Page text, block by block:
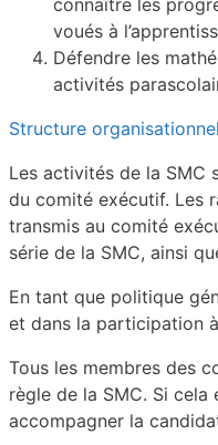
voués à
Défendre les
activités
Structure
Les activités de la SMC
du comité exécutif. Les
transmis au comité
série de la SMC, ainsi
En tant que politique
et dans la participation
Tous les membres des
règle de la SMC. Si
accompagner la